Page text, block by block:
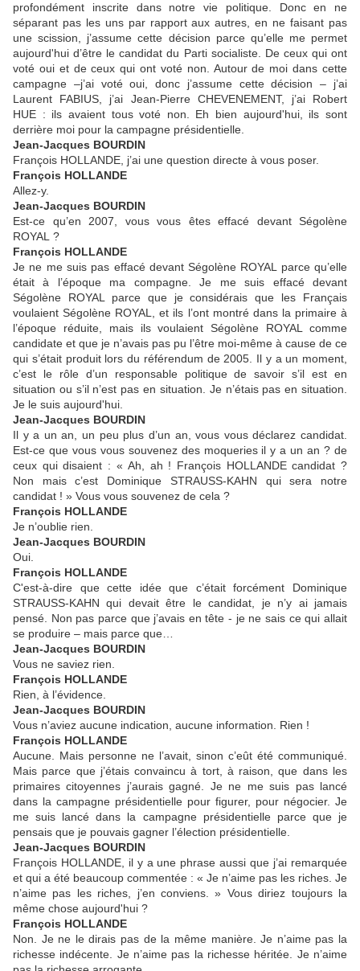
profondément inscrite dans notre vie politique. Donc en ne
séparant pas les uns par rapport aux autres, en ne faisant pas
une scission, j’assume cette décision parce qu’elle me permet
aujourd'hui d’être le candidat du Parti socialiste. De ceux qui ont
voté oui et de ceux qui ont voté non. Autour de moi dans cette
campagne –j’ai voté oui, donc j’assume cette décision – j’ai
Laurent FABIUS, j’ai Jean-Pierre CHEVENEMENT, j’ai Robert
HUE : ils avaient tous voté non. Eh bien aujourd'hui, ils sont
derrière moi pour la campagne présidentielle.
Jean-Jacques BOURDIN
François HOLLANDE, j’ai une question directe à vous poser.
François HOLLANDE
Allez-y.
Jean-Jacques BOURDIN
Est-ce qu’en 2007, vous vous êtes effacé devant Ségolène
ROYAL ?
François HOLLANDE
Je ne me suis pas effacé devant Ségolène ROYAL parce qu’elle
était à l’époque ma compagne. Je me suis effacé devant
Ségolène ROYAL parce que je considérais que les Français
voulaient Ségolène ROYAL, et ils l’ont montré dans la primaire à
l’époque réduite, mais ils voulaient Ségolène ROYAL comme
candidate et que je n’avais pas pu l’être moi-même à cause de ce
qui s’était produit lors du référendum de 2005. Il y a un moment,
c’est le rôle d’un responsable politique de savoir s’il est en
situation ou s’il n’est pas en situation. Je n’étais pas en situation.
Je le suis aujourd'hui.
Jean-Jacques BOURDIN
Il y a un an, un peu plus d’un an, vous vous déclarez candidat.
Est-ce que vous vous souvenez des moqueries il y a un an ? de
ceux qui disaient : « Ah, ah ! François HOLLANDE candidat ?
Non mais c’est Dominique STRAUSS-KAHN qui sera notre
candidat ! » Vous vous souvenez de cela ?
François HOLLANDE
Je n’oublie rien.
Jean-Jacques BOURDIN
Oui.
François HOLLANDE
C'est-à-dire que cette idée que c’était forcément Dominique
STRAUSS-KAHN qui devait être le candidat, je n’y ai jamais
pensé. Non pas parce que j’avais en tête - je ne sais ce qui allait
se produire – mais parce que…
Jean-Jacques BOURDIN
Vous ne saviez rien.
François HOLLANDE
Rien, à l’évidence.
Jean-Jacques BOURDIN
Vous n’aviez aucune indication, aucune information. Rien !
François HOLLANDE
Aucune. Mais personne ne l’avait, sinon c’eût été communiqué.
Mais parce que j’étais convaincu à tort, à raison, que dans les
primaires citoyennes j’aurais gagné. Je ne me suis pas lancé
dans la campagne présidentielle pour figurer, pour négocier. Je
me suis lancé dans la campagne présidentielle parce que je
pensais que je pouvais gagner l’élection présidentielle.
Jean-Jacques BOURDIN
François HOLLANDE, il y a une phrase aussi que j’ai remarquée
et qui a été beaucoup commentée : « Je n’aime pas les riches. Je
n’aime pas les riches, j’en conviens. » Vous diriez toujours la
même chose aujourd'hui ?
François HOLLANDE
Non. Je ne le dirais pas de la même manière. Je n’aime pas la
richesse indécente. Je n’aime pas la richesse héritée. Je n’aime